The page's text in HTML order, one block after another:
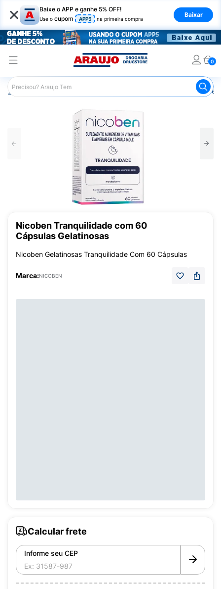
× Baixe o APP e ganhe 5% OFF!
Use o cupom APP5 na primeira compra
Baixar
0
Araujo Medicamentos
Nicoben Tranquilidade com 60
Cápsulas Gelatinosas
Nicoben Gelatinosas Tranquilidade Com 60 Cápsulas
Marca:NICOBEN
Calcular frete
Informe seu CEP